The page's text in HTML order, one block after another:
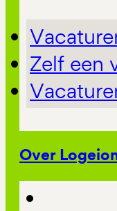
Zelf een
Over